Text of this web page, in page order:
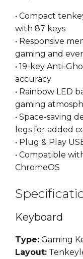
• Compact
with 87 keys
• Responsive
gaming and
• 19-key Anti-
accuracy
• Rainbow LED
gaming
• Space-saving
legs for added
• Plug & Play
• Compatible
ChromeOS
Keyboard
Type: Gaming
Layout: